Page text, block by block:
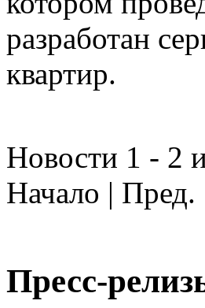
разработан
квартир.
Новости 1 - 2
Начало | Пред.
Пресс-